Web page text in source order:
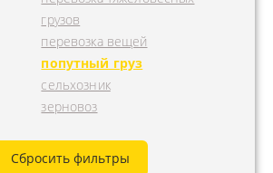
грузов
перевозка вещей
попутный груз
сельхозник
зерновоз
Сбросить фильтры